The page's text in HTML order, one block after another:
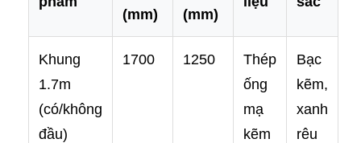
(mm)
(mm)
Khung
1.7m
(có/không
đầu)
1700 1250
Thép
ống
mạ
kẽm
Bạc
kẽm,
xanh
rêu